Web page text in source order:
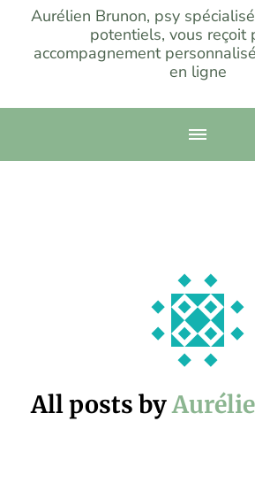
Aurélien Brunon, psy
potentiels, vous reçoit
accompagnement
en ligne
All posts by